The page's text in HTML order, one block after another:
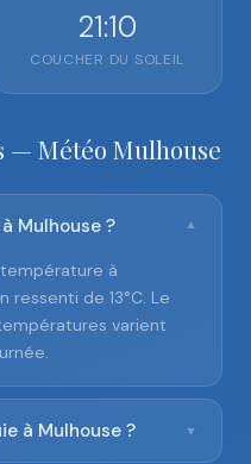
21:10
COUCHER DU SOLEIL
— Météo Mulhouse
Mulhouse ? ▼
à
ressenti de 13°C. Le
varient
à Mulhouse ? ▼